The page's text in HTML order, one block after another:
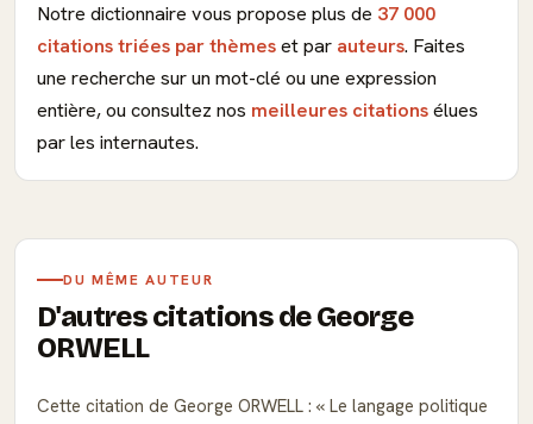
Notre dictionnaire vous propose plus de 37 000
citations triées par thèmeset par auteurs. Faites
une recherche sur un mot-clé ou une expression
entière, ou consultez nos meilleures citationsélues
par les internautes.
DU MÊME AUTEUR
D'autres citations de George
ORWELL
Cette citation de George ORWELL :
Le langage politique